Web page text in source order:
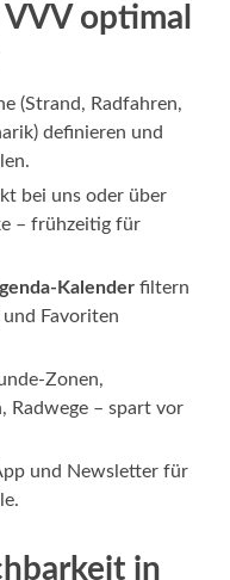
optimal
(Strand, Radfahren,
definieren und
bei uns oder über
– frühzeitig für
filtern
Favoriten
Radwege – spart vor
und Newsletter für
in